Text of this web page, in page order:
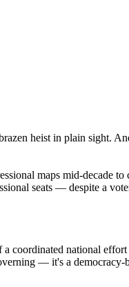
heist in plain sight.
maps mid-decade
seats — despite a
national
— it's a